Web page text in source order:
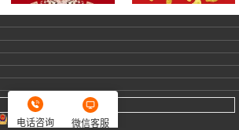
公安备案号：冀公网安备13080302000127号
电话咨询 微信客服